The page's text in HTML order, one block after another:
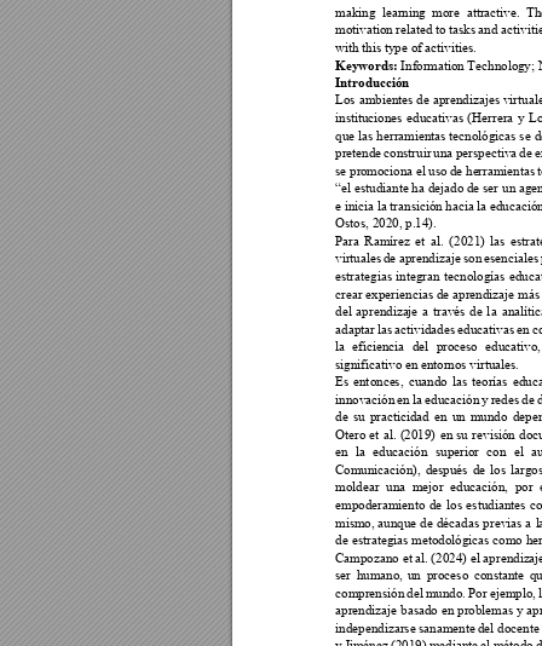
making learning more attractive.
motivation related to tasks and
with this type of activities.
Keywords: Information Technology;
Introducción
Los ambientes de aprendizajes
instituciones educativas (Herrera y
que las herramientas tecnológicas se
pretende construir una perspectiva de
se promociona el uso de herramientas
“el estudiante ha dejado de ser un
e inicia la transición hacia la
Ostos, 2020, p.14).
Para Ramírez et al (2021) las
virtuales de aprendizaje son esenciales
estrategias integran tecnologías
crear experiencias de aprendizaje más
del aprendizaje a través de la ana
adaptar las actividades educativas en
la eficiencia del proceso
significativo en entornos virtuales.
Es entonces, cuando las teorías
innovación en la educacióny redes de
de su practicidad en un mundo
Otero et al. (2019) en su revisión
en la educación superior con el
Comunicación), después de los
moldear una mejor educación, por
empoderamiento de los estudiantes
mismo , aunque de décadas previas a l
de estrategias metodológicas como
Campozano et al. (2024) el aprendiz
ser humano, un proceso constante
comprensión del mundo. Por ejemplo,
aprendizaje basado en problemas y
independizarse sanamente del